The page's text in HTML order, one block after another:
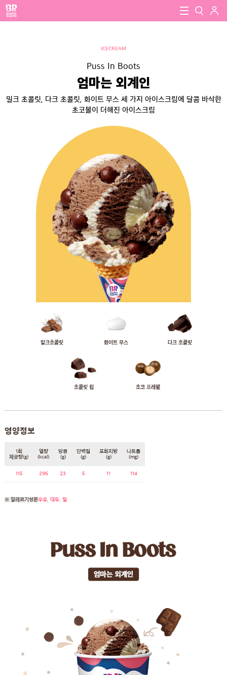
baskin robbins 검색
로그
close
ICECREAM
Puss In Boots
엄마는 외계인
밀크 초콜릿, 다크 초콜릿, 화이트 무스 세 가지 아이스크림에 달콤 바삭한
초코볼이 더해진 아이스크림
밀크초콜릿 화이트 무스 다크 초콜릿
초콜릿 칩 초코 프레첼
영양정보
1회
제공량(g)
115
열량
(kcal)
296
당류
(g)
23
단백질
(g)
5
포화지방
(g)
11
나트륨
(mg)
114
※ 알레르기성분우유, 대두, 밀